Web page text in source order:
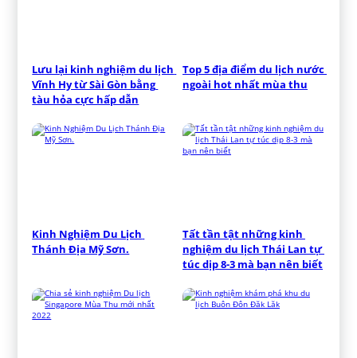
Lưu lại kinh nghiệm du lịch
Vĩnh Hy từ Sài Gòn bằng
tàu hỏa cực hấp dẫn
Top 5 địa điểm du lịch nước
ngoài hot nhất mùa thu
Kinh Nghiệm Du Lịch
Thánh Địa Mỹ Sơn.
Tất tần tật những kinh
nghiệm du lịch Thái Lan tự
túc dịp 8-3 mà bạn nên biết